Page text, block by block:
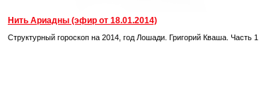
Нить Ариадны (эфир от 18.01.2014)
Структурный гороскоп на 2014, год Лошади. Григорий Кваша. Часть 1